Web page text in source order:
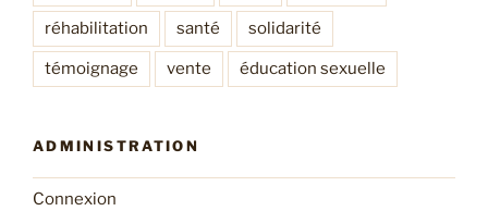
réhabilitation santé solidarité
témoignage vente éducation sexuelle
ADMINISTRATION
Connexion